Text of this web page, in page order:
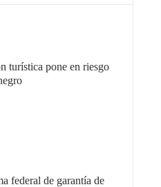
turística pone en riesgo
federal de garantía de